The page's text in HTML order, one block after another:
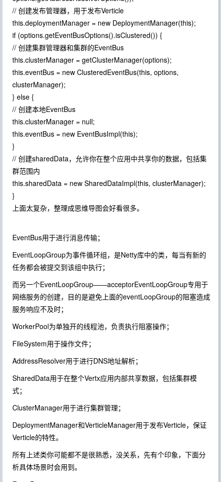
// 创建发布管理器，用于发布Verticle
this.deploymentManager = new DeploymentManager(this);
if (options.getEventBusOptions().isClustered()) {
// 创建集群管理器和集群的EventBus
this.clusterManager = getClusterManager(options);
this.eventBus = new ClusteredEventBus(this, options,
clusterManager);
} else {
// 创建本地EventBus
this.clusterManager = null;
this.eventBus = new EventBusImpl(this);
}
// 创建sharedData，允许你在整个应用中共享你的数据，包括集
群范围内
this.sharedData = new SharedDataImpl(this, clusterManager);
}
上面太复杂，整理成思维导图会好看很多。
EventBus用于进行消息传输；
EventLoopGroup为事件循环组，是Netty库中的类，每当有新的
任务都会被提交到该组中执行；
而另一个EventLoopGroup——acceptorEventLoopGroup专用于
网络服务的创建，目的是避免上面的eventLoopGroup的阻塞造成
服务响应不及时；
WorkerPool为单独开的线程池，负责执行阻塞操作；
FileSystem用于操作文件；
AddressResolver用于进行DNS地址解析；
SharedData用于在整个Vertx应用内部共享数据，包括集群模
式；
ClusterManager用于进行集群管理；
DeploymentManager和VerticleManager用于发布Verticle，保证
Verticle的特性。
所有上述类你可能都不是很熟悉，没关系，先有个印象，下面分
析具体场景时会用到。